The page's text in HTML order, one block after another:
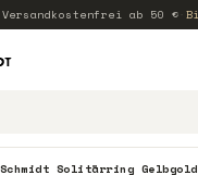
Versandkostenfrei ab 50 €